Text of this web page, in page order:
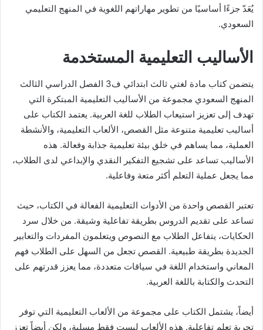
يُعَدّ جزءًا أساسيًا من تطوير مهاراتهم اللغوية في المنهج التعليمي
السعودي.
الأساليب التعليمية المستخدمة
يتضمن كتاب مادة لغتي ثالث ابتدائي ف3 الفصل الدراسي الثالث
المنهج السعودي مجموعة من الأساليب التعليمية المبتكرة التي
تهدف إلى تعزيز استيعاب الطلاب للغة العربية. يعتمد الكتاب على
أساليب تعليمية متنوعة مثل القصص، الألعاب التعليمية، والأنشطة
العملية، مما يساهم في خلق بيئة تعليمية جذابة وفعالة. هذه
الأساليب تساعد على تشجيع التفكير النقدي والإبداعي لدى الطلاب،
مما يجعل عملية التعلم أكثر متعة وفاعلية.
تعتبر القصص واحدة من الأدوات التعليمية الفعالة في الكتاب، حيث
تساعد على تقديم الدروس بطريقة تفاعلية وشيقة. من خلال سرد
الحكايات، يتفاعل الطلاب مع النصوص ويتعلمون المفردات والتعابير
الجديدة بطريقة طبيعية. القصص تجعل من السهل على الطلاب فهم
المعاني واستخدام اللغة في سياقات متعددة، مما يعزز قدرتهم على
التحدث والكتابة باللغة العربية.
أيضاً، يشتمل الكتاب على مجموعة من الألعاب التعليمية التي توفر
تجربة تعلم تفاعلية. هذه الألعاب ليست فقط مسلية، ولكن أيضاً تعزز